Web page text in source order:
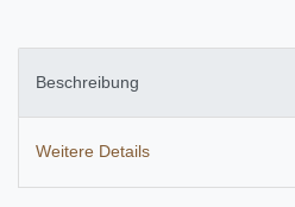
Beschreibung
Weitere Details